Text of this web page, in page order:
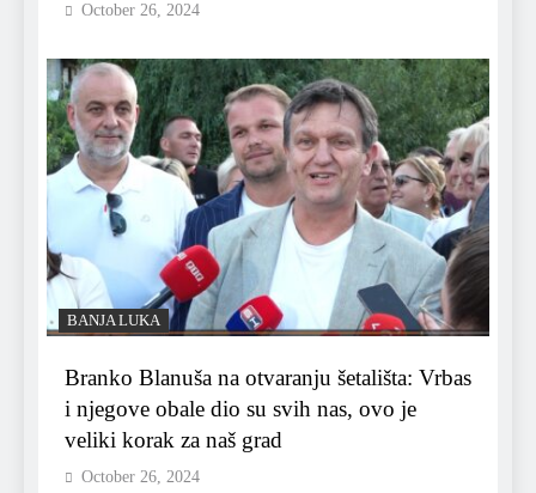
October 26, 2024
BANJA LUKA
Branko Blanuša na otvaranju šetališta: Vrbas
i njegove obale dio su svih nas, ovo je
veliki korak za naš grad
October 26, 2024